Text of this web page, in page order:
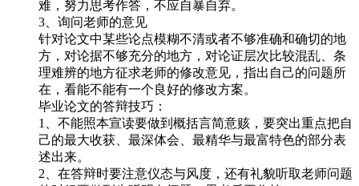
难，努力思考作答，不应自暴自弃。
3、询问老师的意见
针对论文中某些论点模糊不清或者不够准确和确切的地
方，对论据不够充分的地方，对论证层次比较混乱、条
理难辨的地方征求老师的修改意见，指出自己的问题所
在，看能不能有一个良好的修改方案。
毕业论文的答辩技巧：
1、不能照本宣读要做到概括言简意赅，要突出重点把自
己的最大收获、最深体会、最精华与最富特色的部分表
述出来。
2、在答辩时要注意仪态与风度，还有礼貌听取老师问题